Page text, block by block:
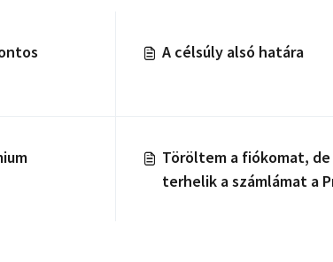
A célsúly alsó határa
Töröltem a fiókomat,
terhelik a számlámat a